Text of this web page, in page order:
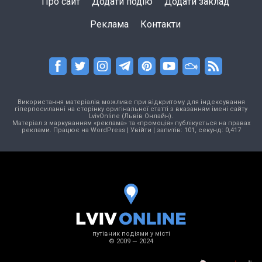
Реклама Контакти
Використання матеріалів можливе при відкритому для індексування
гіперпосиланні на сторінку оригінальної статті з вказанням імені сайту
LvivOnline (Львів Онлайн).
Матеріал з маркуванням «реклама» та «промоція» публікується на правах
реклами. Працює на WordPress| Увійти | запитів: 101, секунд: 0,417
путівник подіями у місті
© 2009 — 2024